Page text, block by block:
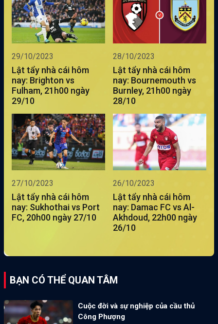
29/10/2023
Lật tẩy nhà cái hôm
nay: Brighton vs
Fulham, 21h00 ngày
29/10
28/10/2023
Lật tẩy nhà cái hôm
nay: Bournemouth vs
Burnley, 21h00 ngày
28/10
27/10/2023
Lật tẩy nhà cái hôm
nay: Sukhothai vs Port
FC, 20h00 ngày 27/10
26/10/2023
Lật tẩy nhà cái hôm
nay: Damac FC vs Al-
Akhdoud, 22h00 ngày
26/10
BẠN CÓ THỂ QUAN TÂM
Cuộc đời và sự nghiệp của cầu thủ
Công Phượng